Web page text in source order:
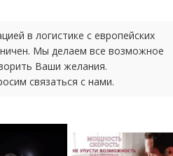
в логистике с европейских
Мы делаем все возможное
Ваши желания.
связаться с нами.